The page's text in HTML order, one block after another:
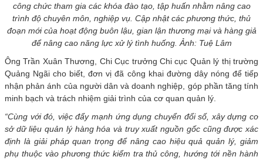
công chức tham gia các khóa đào tạo, tập huấn nhằm nâng cao
trình độ chuyên môn, nghiệp vụ. Cập nhật các phương thức, thủ
đoạn mới của hoạt động buôn lậu, gian lận thương mại và hàng giả
để nâng cao năng lực xử lý tình huống. Ảnh: Tuệ Lâm
Ông Trần Xuân Thương, Chi Cục trưởng Chi cục Quản lý thị trường
Quảng Ngãi cho biết, đơn vị đã công khai đường dây nóng để tiếp
nhận phản ánh của người dân và doanh nghiệp, góp phần tăng tính
minh bạch và trách nhiệm giải trình của cơ quan quản lý.
“Cùng với đó, việc đẩy mạnh ứng dụng chuyển đổi số, xây dựng cơ
sở dữ liệu quản lý hàng hóa và truy xuất nguồn gốc cũng được xác
định là giải pháp quan trọng để nâng cao hiệu quả quản lý, giảm
phụ thuộc vào phương thức kiểm tra thủ công, hướng tới nền hành